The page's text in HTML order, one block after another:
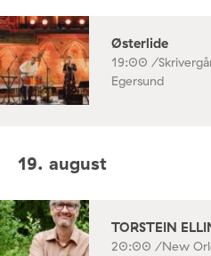
Østerlide
19:00 /
Egersund
19. august
TORSTEIN
20:00 /New